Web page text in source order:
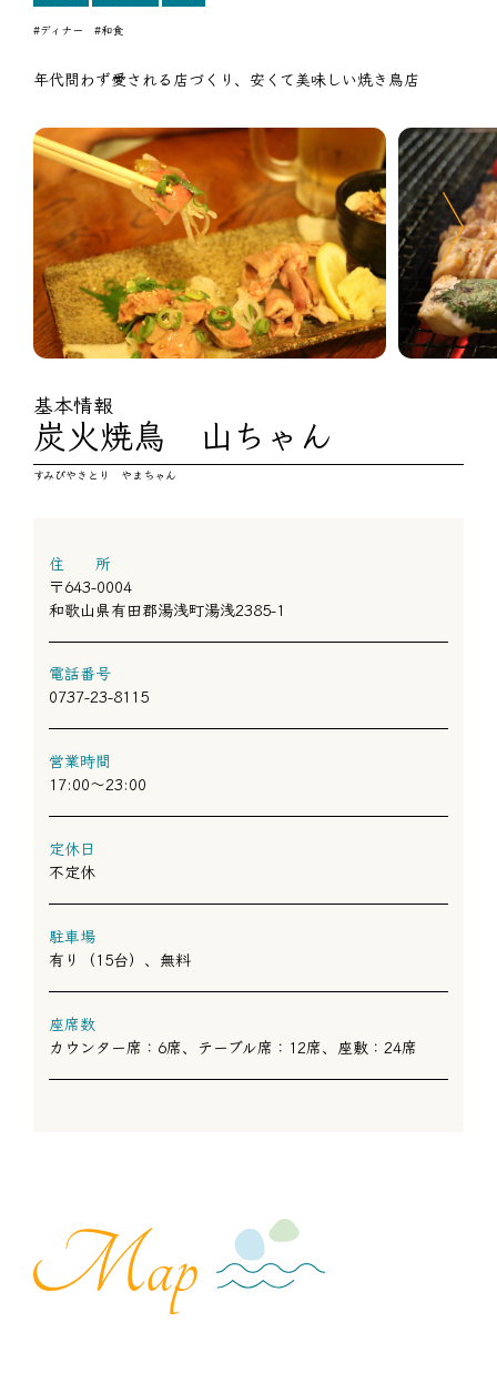
#ディナー #和食
年代問わず愛される店づくり、安くて美味しい焼き鳥店
基本情報
炭火焼鳥 山ちゃん
すみびやきとり やまちゃん
住 所
〒643-0004
和歌山県有田郡湯浅町湯浅2385-1
電話番号
0737-23-8115
営業時間
17:00～23:00
定休日
不定休
駐車場
有り（15台）、無料
座席数
カウンター席：6席、テーブル席：12席、座敷：24席